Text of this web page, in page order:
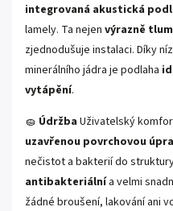
integrovaná akustická
lamely. Ta nejen výrazně
zjednodušuje instalaci. Díky
minerálního jádra je podlaha
vytápění.
🧽 Údržba Uživatelský
uzavřenou povrchovou
nečistot a bakterií do
antibakteriálnía velmi
žádné broušení, lakování ani